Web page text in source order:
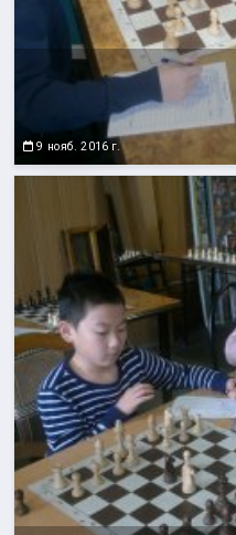
9 нояб. 2016 г.